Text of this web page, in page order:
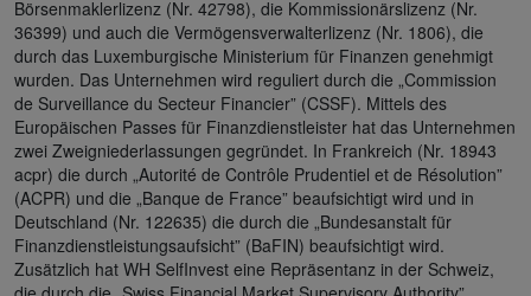
Börsenmaklerlizenz (Nr. 42798), die Kommissionärslizenz (Nr.
36399) und auch die Vermögensverwalterlizenz (Nr. 1806), die
durch das Luxemburgische Ministerium für Finanzen genehmigt
wurden. Das Unternehmen wird reguliert durch die „Commission
de Surveillance du Secteur Financier” (CSSF). Mittels des
Europäischen Passes für Finanzdienstleister hat das Unternehmen
zwei Zweigniederlassungen gegründet. In Frankreich (Nr. 18943
acpr) die durch „Autorité de Contrôle Prudentiel et de Résolution”
(ACPR) und die „Banque de France” beaufsichtigt wird und in
Deutschland (Nr. 122635) die durch die „Bundesanstalt für
Finanzdienstleistungsaufsicht” (BaFIN) beaufsichtigt wird.
Zusätzlich hat WH SelfInvest eine Repräsentanz in der Schweiz,